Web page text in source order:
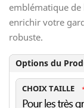
emblématique
enrichir votre
robuste.
Options du
CHOIX TAILLE